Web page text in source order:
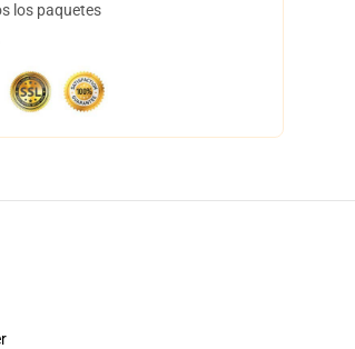
los paquetes